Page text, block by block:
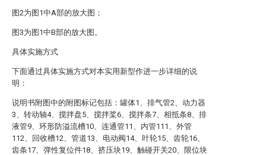
图2为图1中A部的放大图；
图3为图1中B部的放大图。
具体实施方式
下面通过具体实施方式对本实用新型作进一步详细的说
明：
说明书附图中的附图标记包括：罐体1、排气管2、动力器
3、转动轴4、搅拌盘5、搅拌桨6、搅拌条7、相抵条8、排
液管9、环形防溢流槽10、连通管11、内管111、外管
112、回收槽12、管道13、电动阀14、叶轮15、齿轮16、
齿条17、弹性复位件18、挤压块19、触碰开关20、限位块